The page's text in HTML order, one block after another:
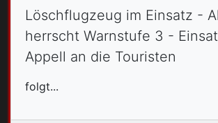
Löschflugzeug im Einsatz -
herrscht Warnstufe 3 -
Appell an die Touristen
folgt...